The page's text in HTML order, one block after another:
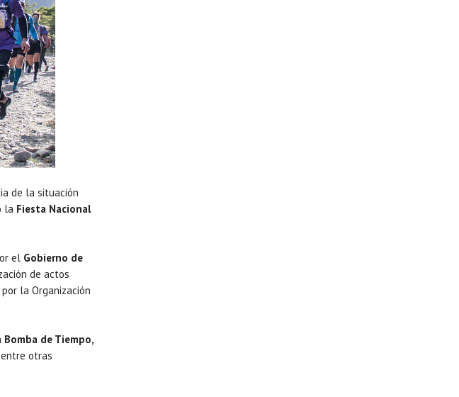
de la situación
la Fiesta Nacional
el Gobierno de
de actos
la Organización
Bomba de Tiempo,
otras